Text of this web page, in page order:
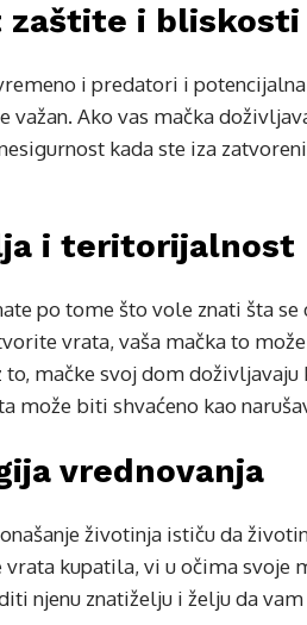
i bliskosti
i predatori i
važan. Ako vas mačka
kada ste iza
i teritorijalnost
po tome što vole znati šta
vrata, vaša mačka to
to, mačke svoj dom
može biti shvaćeno kao
vrednovanja
životinja ističu da
vrata kupatila, vi u očima svoje
njenu znatiželju i želju da